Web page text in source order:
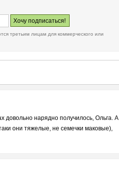
третьим лицам для коммерческого или
нарядно получилось, Ольга. А
они тяжелые, не семечки маковые),